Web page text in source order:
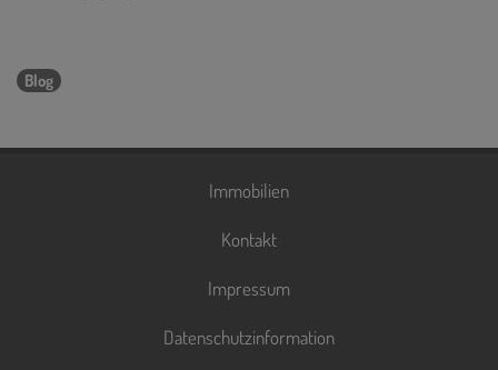
Blog
Immobilien
Kontakt
Impressum
Datenschutzinformation